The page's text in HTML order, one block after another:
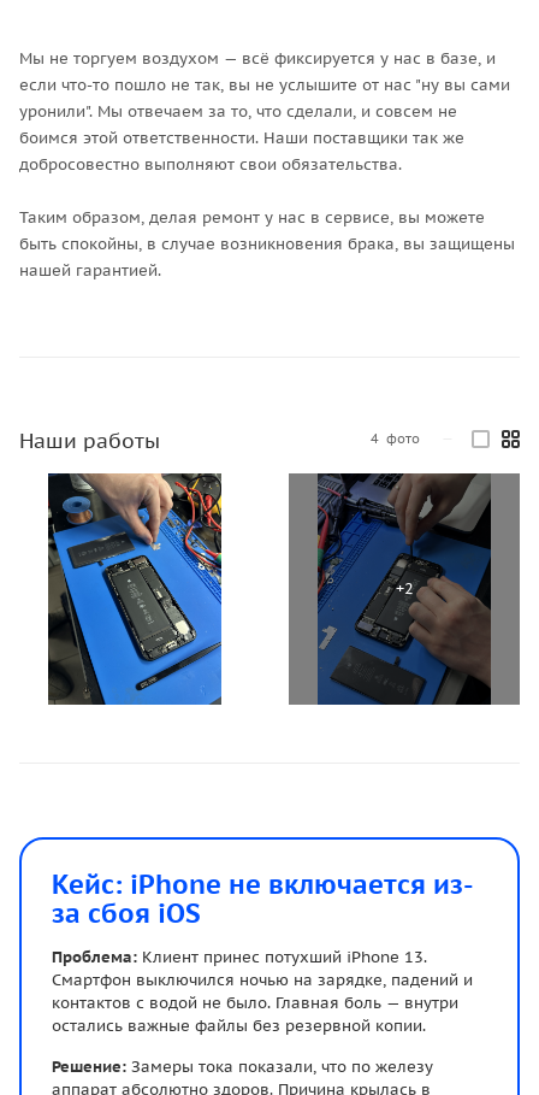
Мы не торгуем воздухом — всё фиксируется у нас в базе, и
если что-то пошло не так, вы не услышите от нас "ну вы сами
уронили". Мы отвечаем за то, что сделали, и совсем не
боимся этой ответственности. Наши поставщики так же
добросовестно выполняют свои обязательства.
Таким образом, делая ремонт у нас в сервисе, вы можете
быть спокойны, в случае возникновения брака, вы защищены
нашей гарантией.
Наши работы 4 фото
Кейс: iPhone не включается из-
за сбоя iOS
Проблема: Клиент принес потухший iPhone 13.
Смартфон выключился ночью на зарядке, падений и
контактов с водой не было. Главная боль — внутри
остались важные файлы без резервной копии.
Решение: Замеры тока показали, что по железу
аппарат абсолютно здоров. Причина крылась в